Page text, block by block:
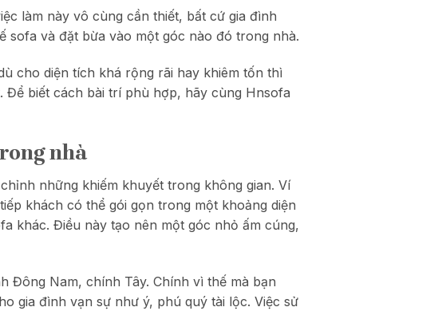
làm này vô cùng cần thiết, bất cứ gia đình
sofa và đặt bừa vào một góc nào đó trong nhà.
cho diện tích khá rộng rãi hay khiêm tốn thì
Để biết cách bài trí phù hợp, hãy cùng Hnsofa
nhà
những khiếm khuyết trong không gian. Ví
khách có thể gói gọn trong một khoảng diện
khác. Điều này tạo nên một góc nhỏ ấm cúng,
Đông Nam, chính Tây. Chính vì thế mà bạn
gia đình vạn sự như ý, phú quý tài lộc. Việc sử